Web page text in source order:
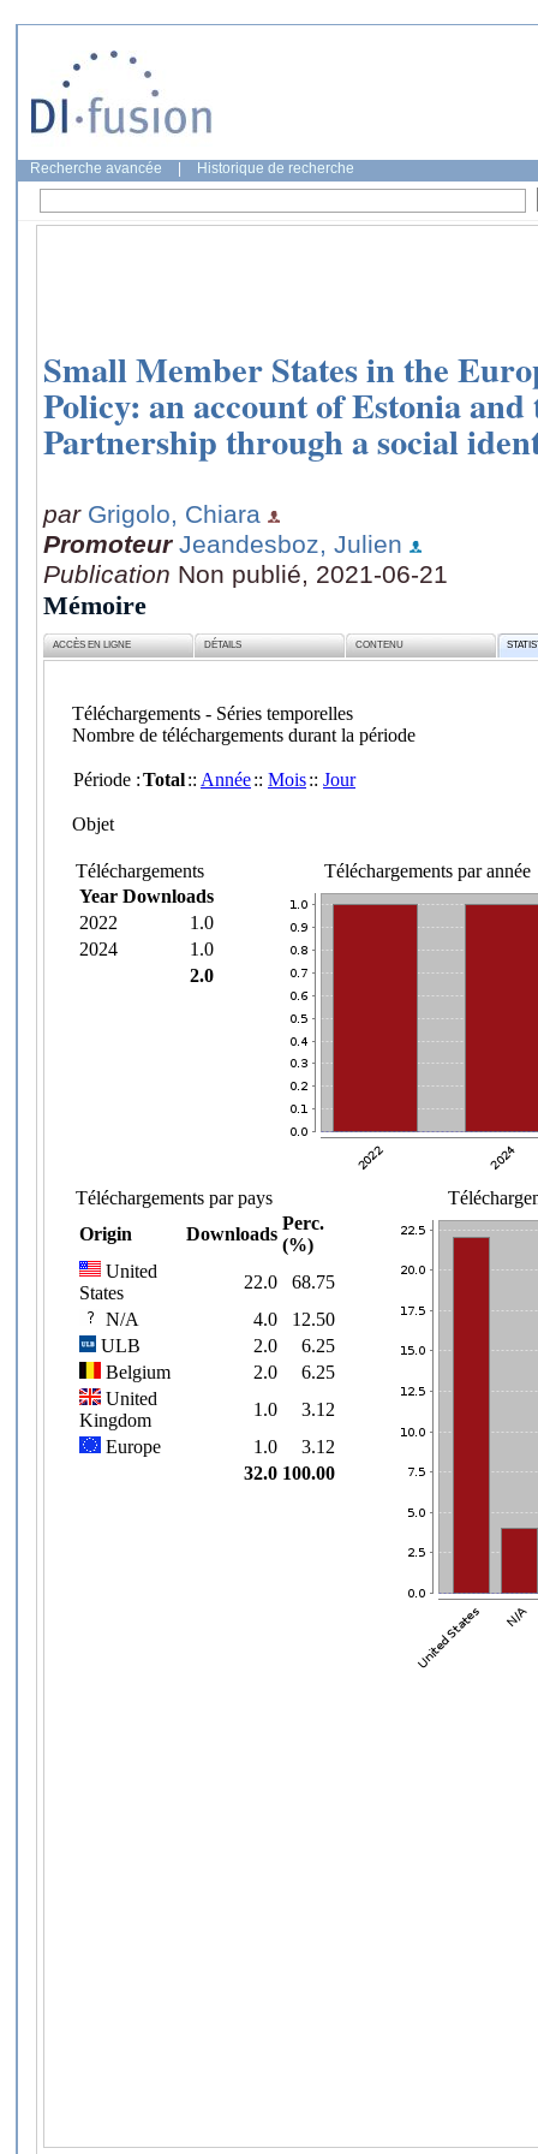
Recherche avancée Historique de recherche
Small Member States in the
Policy: an account of Estonia
Partnership through a social
par Grigolo, Chiara
Promoteur Jeandesboz, Julien
Publication Non publié, 2021-06-21
Mémoire
ACCÈS EN LIGNE DÉTAILS CONTENU